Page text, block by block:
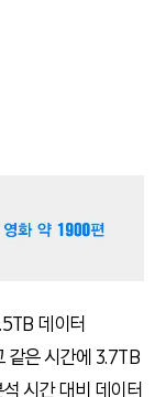
데이터
같은 시간에 3.7TB
시간 대비 데이터